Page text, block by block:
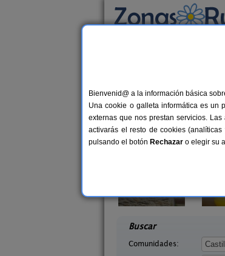
Casas
36 €
Buscar
Comunidades:
Bienvenid@ a la información básica
Una cookie o galleta informática es un
externas que nos prestan servicios.
activarás el resto de cookies
pulsando el botón Rechazar o elegir su